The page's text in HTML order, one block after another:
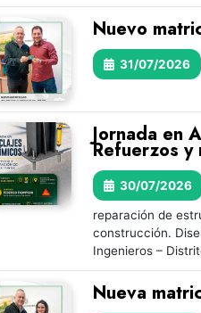
Nuevo
31/07/2026
Jornada en
Refuerzos
30/07/2026
reparación de
construcción.
Ingenieros –
Nueva